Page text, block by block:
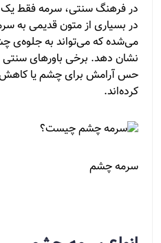
در فرهنگ سنتی، سرمه فقط
در بسیاری از متون قدیمی به
می‌شده که می‌تواند به جلوه‌ی
نشان دهد. برخی باورهای
حس آرامش برای چشم یا
کرده‌اند.
سرمه چشم